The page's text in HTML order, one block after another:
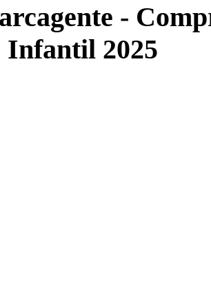
-
Infantil 2025